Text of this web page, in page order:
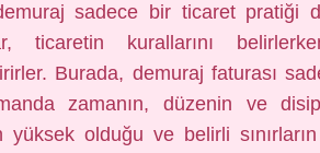
sadece bir ticaret pratiği
ticaretin kurallarını
Burada, demuraj faturası
zamanın, düzenin ve
yüksek olduğu ve belirli